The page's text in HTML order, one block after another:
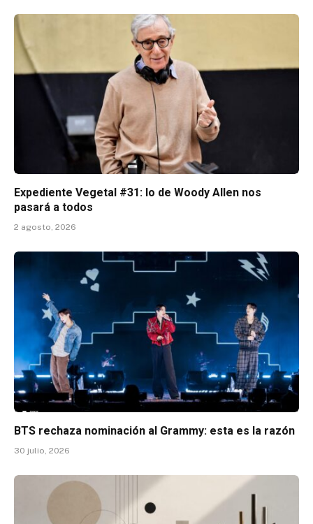
Expediente Vegetal #31: lo de Woody Allen nos
pasará a todos
2 agosto, 2026
BTS rechaza nominación al Grammy: esta es la razón
30 julio, 2026